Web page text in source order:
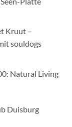
Kruut –
souldogs
Natural Living
Duisburg